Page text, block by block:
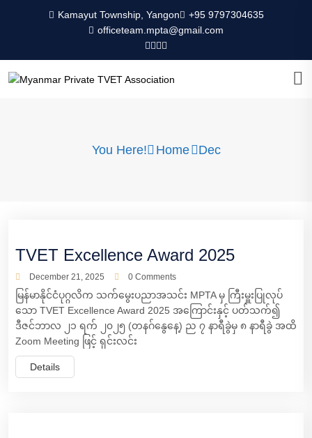
Kamayut Township, Yangon
+95 9797304635
officeteam.mpta@gmail.com
You Here! Home Dec
TVET Excellence Award 2025
December 21, 2025 0 Comments
မြန်မာနိုင်ငံပုဂ္ဂလိက သက်မွေးပညာအသင်း MPTA မှ ကြီးမှူးပြုလုပ်
သော TVET Excellence Award 2025 အကြောင်းနှင့် ပတ်သက်၍
ဒီဇင်ဘာလ ၂၁ ရက် ၂၀၂၅ (တနဂ်‌နွေနေ့) ည ၇ နာရီခွဲမှ ၈ နာရီခွဲ အထိ
Zoom Meeting ဖြင့် ရှင်းလင်း
Details